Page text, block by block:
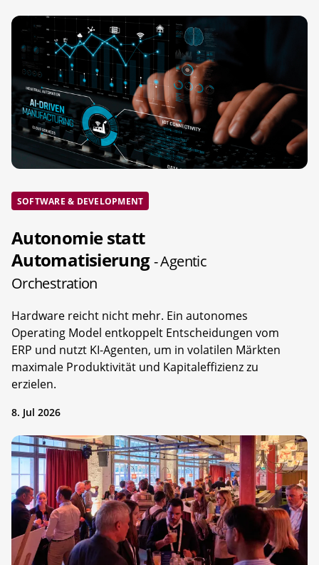
SOFTWARE & DEVELOPMENT
Autonomie statt
Automatisierung- Agentic
Orchestration
Hardware reicht nicht mehr. Ein autonomes
Operating Model entkoppelt Entscheidungen vom
ERP und nutzt KI-Agenten, um in volatilen Märkten
maximale Produktivität und Kapitaleffizienz zu
erzielen.
8. Jul 2026